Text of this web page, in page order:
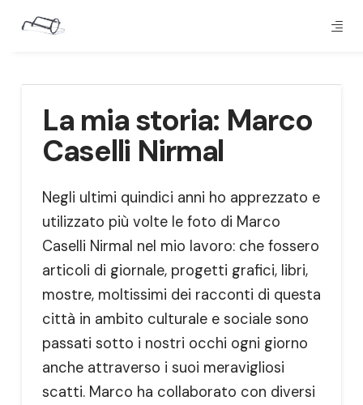
La mia storia: Marco
Caselli Nirmal
Negli ultimi quindici anni ho apprezzato e
utilizzato più volte le foto di Marco
Caselli Nirmal nel mio lavoro: che fossero
articoli di giornale, progetti grafici, libri,
mostre, moltissimi dei racconti di questa
città in ambito culturale e sociale sono
passati sotto i nostri occhi ogni giorno
anche attraverso i suoi meravigliosi
scatti. Marco ha collaborato con diversi